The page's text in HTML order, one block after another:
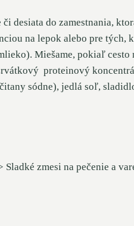
desiata do zamestnania,
na lepok alebo pre tých,
Miešame, pokiaľ
proteinový
sódne), jedlá soľ,
zmesi na pečenie a